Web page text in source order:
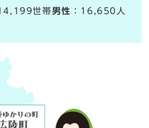
世帯男性 ：16,650人